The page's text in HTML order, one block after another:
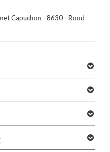
Capuchon - 8630 - Rood